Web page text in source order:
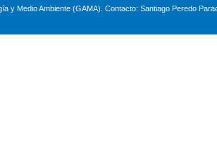
y Medio Ambiente (GAMA). Contacto: Santiago Peredo